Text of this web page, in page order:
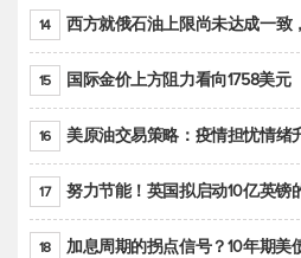
14 西方就俄石油上限尚未达成一致
15 国际金价上方阻力看向1758美元
16 美原油交易策略：疫情担忧情绪
17 努力节能！英国拟启动10亿英镑
18 加息周期的拐点信号？10年期美债收益